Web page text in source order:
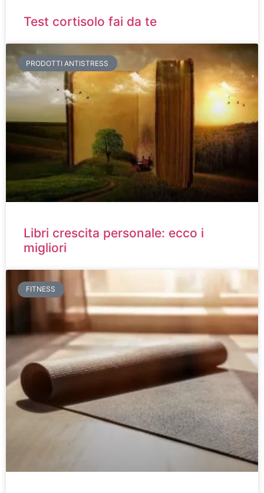
Test cortisolo fai da te
PRODOTTI ANTISTRESS
Libri crescita personale: ecco i
migliori
FITNESS